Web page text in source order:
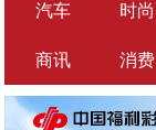
汽车 时尚
商讯 消费